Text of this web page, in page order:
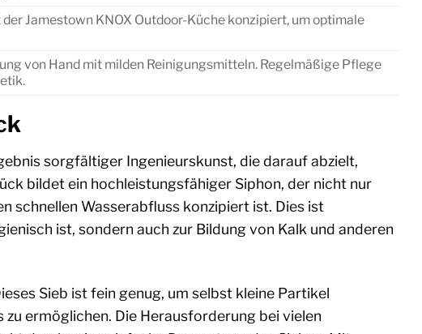
Jamestown KNOX Outdoor-Küche konzipiert, um optimale
von Hand mit milden Reinigungsmitteln. Regelmäßige Pflege
sorgfältiger Ingenieurskunst, die darauf abzielt,
bildet ein hochleistungsfähiger Siphon, der nicht nur
schnellen Wasserabfluss konzipiert ist. Dies ist
ist, sondern auch zur Bildung von Kalk und anderen
Sieb ist fein genug, um selbst kleine Partikel
ermöglichen. Die Herausforderung bei vielen